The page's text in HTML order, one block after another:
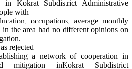
in Kokrat Subdistrict Administrative
with
occupations, average monthly
the area had no different opinions on
rejected
a network of cooperation in
mitigation inKokrat Subdistrict